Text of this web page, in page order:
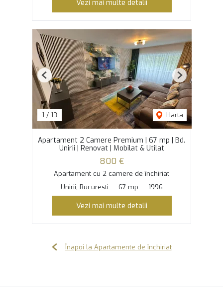
Vezi mai multe detalii
1 / 13 Harta
Previous Next
Apartament 2 Camere Premium | 67 mp | Bd.
Unirii | Renovat | Mobilat & Utilat
800 €
Apartament cu 2 camere de închiriat
Unirii, Bucuresti
67 mp 1996
Vezi mai multe detalii
Înapoi la Apartamente de închiriat